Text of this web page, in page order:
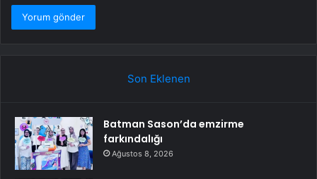
Son Eklenen
Batman Sason’da emzirme
farkındalığı
Ağustos 8, 2026